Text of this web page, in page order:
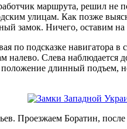
маршрута, решил не
улицам. Как позже
замок. Ничего, оставим
по подсказке навигатора
налево. Слева наблюдается
положение длинный
Проезжаем Боратин,